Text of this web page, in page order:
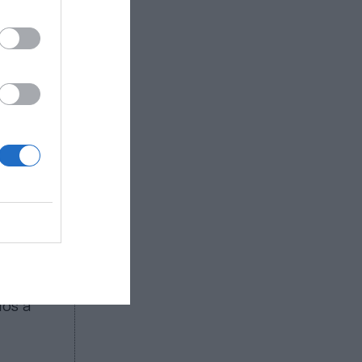
su
de
te
a